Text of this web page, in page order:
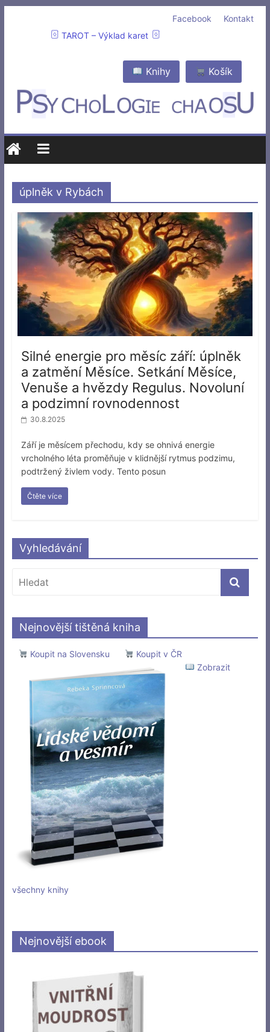
Kontakt
Facebook
TAROT – Výklad karet
Košík
Knihy
úplněk v Rybách
Silné energie pro měsíc září: úplněk
a zatmění Měsíce. Setkání Měsíce,
Venuše a hvězdy Regulus. Novoluní
a podzimní rovnodennost
30.8.2025
Září je měsícem přechodu, kdy se ohnivá energie
vrcholného léta proměňuje v klidnější rytmus podzimu,
podtržený živlem vody. Tento posun
Čtěte více
Vyhledávání
Nejnovější tištěná kniha
Koupit na Slovensku
Koupit v ČR
Zobrazit
všechny knihy
Nejnovější ebook